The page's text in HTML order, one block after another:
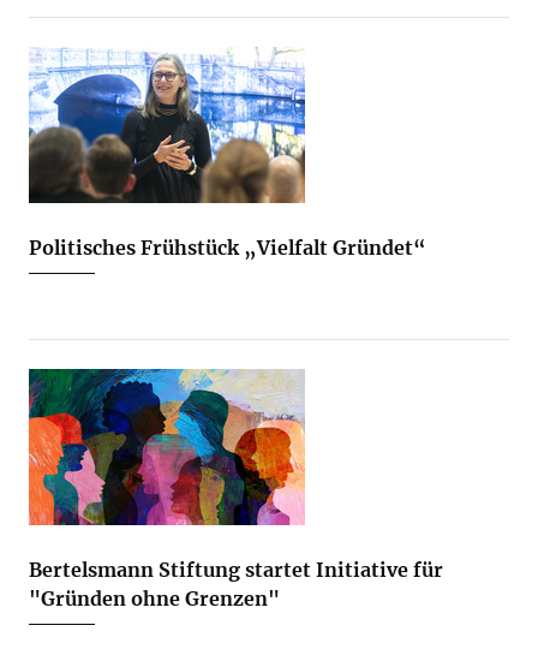
Politisches Frühstück „Vielfalt Gründet“
Bertelsmann Stiftung startet Initiative für
"Gründen ohne Grenzen"